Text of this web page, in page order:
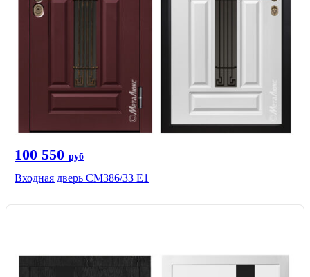
100 550 руб
Входная дверь СМ386/33 Е1